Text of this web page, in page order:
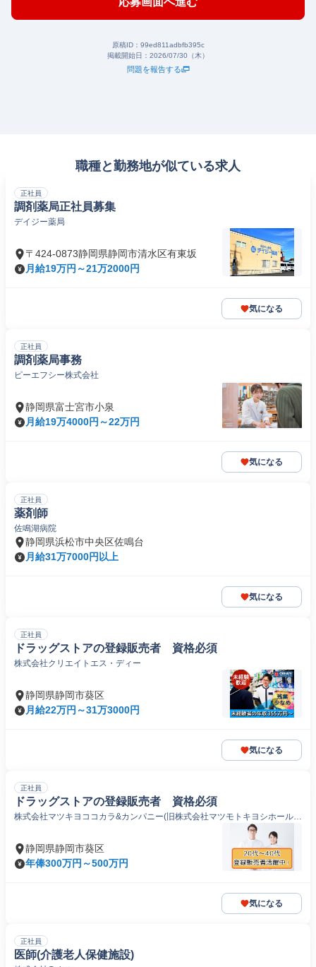
原稿ID： 99ed811adbfb395c
掲載開始日： 2026/07/30（木）
問題を報告する
職種と勤務地が似ている求人
正社員
調剤薬局正社員募集
デイジー薬局
〒424-0873静岡県静岡市清水区有東坂
月給19万円～21万2000円
気になる
正社員
調剤薬局事務
ピーエフシー株式会社
静岡県富士宮市小泉
月給19万4000円～22万円
気になる
正社員
薬剤師
佐鳴湖病院
静岡県浜松市中央区佐鳴台
月給31万7000円以上
気になる
正社員
ドラッグストアの登録販売者 資格必須
株式会社クリエイトエス・ディー
静岡県静岡市葵区
月給22万円～31万3000円
気になる
正社員
ドラッグストアの登録販売者 資格必須
株式会社マツキヨココカラ&カンパニー(旧株式会社マツモトキヨシホールデ
静岡県静岡市葵区
年俸300万円～500万円
気になる
正社員
医師(介護老人保健施設)